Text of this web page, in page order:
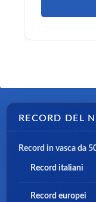
RECORD DEL
Record in vasca da
Record italiani
Record europei